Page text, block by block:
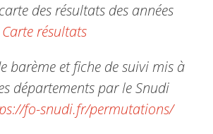
des résultats des années
Carte résultats
barème et fiche de suivi mis à
départements par le Snudi
fo-snudi.fr/permutations/